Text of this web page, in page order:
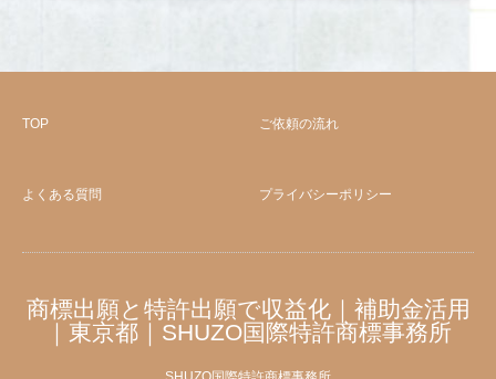
TOP ご依頼の流れ
よくある質問 プライバシーポリシー
商標出願と特許出願で収益化｜補助金活用
｜東京都｜SHUZO国際特許商標事務所